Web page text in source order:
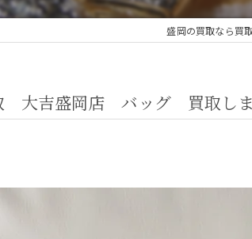
盛岡の買取なら買
大吉盛岡店 バッグ 買取しま